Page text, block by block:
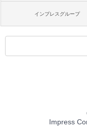
インプレスグループ
Impress